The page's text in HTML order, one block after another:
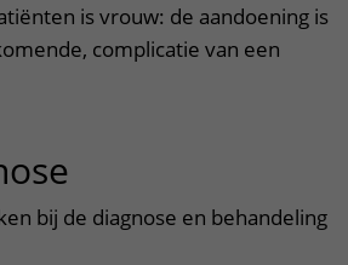
is vrouw: de aandoening is
complicatie van een
bij de diagnose en behandeling